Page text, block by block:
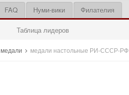
Таблица лидеров
FAQ Нуми-вики Филателия
медали медали настольные РИ-СССР-РФ